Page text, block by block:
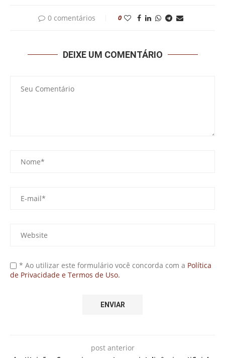
0 comentários 0
DEIXE UM COMENTÁRIO
* Ao utilizar este formulário você concorda com a Política
de Privacidade e Termos de Uso.
post anterior